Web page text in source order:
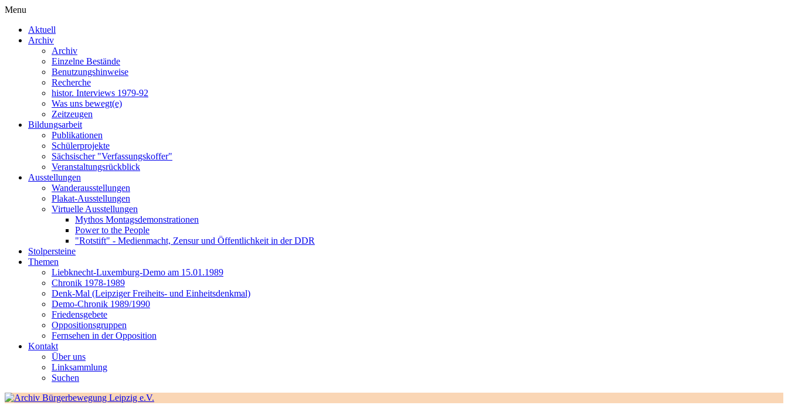
Menu
Aktuell
Archiv
Archiv
Einzelne Bestände
Benutzungshinweise
Recherche
histor. Interviews 1979-92
Was uns bewegt(e)
Zeitzeugen
Bildungsarbeit
Publikationen
Schülerprojekte
Sächsischer "Verfassungskoffer"
Veranstaltungsrückblick
Ausstellungen
Wanderausstellungen
Plakat-Ausstellungen
Virtuelle Ausstellungen
Mythos Montagsdemonstrationen
Power to the People
"Rotstift" - Medienmacht, Zensur und Öffentlichkeit in der DDR
Stolpersteine
Themen
Liebknecht-Luxemburg-Demo am 15.01.1989
Chronik 1978-1989
Denk-Mal (Leipziger Freiheits- und Einheitsdenkmal)
Demo-Chronik 1989/1990
Friedensgebete
Oppositionsgruppen
Fernsehen in der Opposition
Kontakt
Über uns
Linksammlung
Suchen